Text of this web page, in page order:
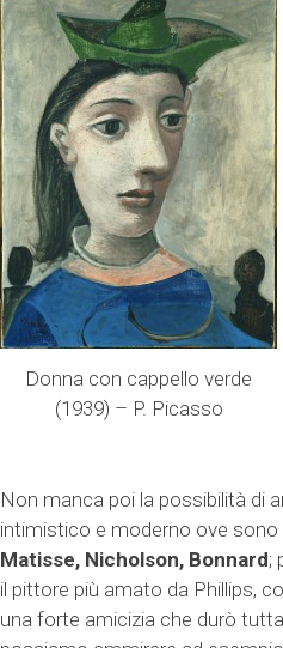
Donna con cappello verde
(1939) – P. Picasso
Non manca poi la possibilità di
intimistico e moderno ove sono
Matisse, Nicholson, Bonnard;
il pittore più amato da Phillips,
una forte amicizia che durò